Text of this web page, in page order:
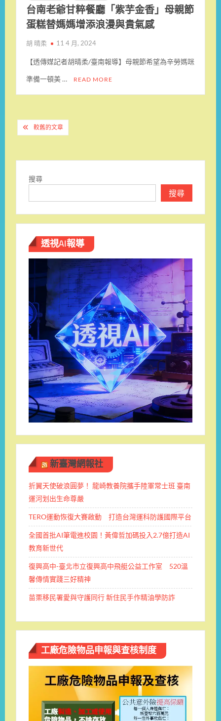
台南老爺甘粹餐廳「紫芋金香」母親節
蛋糕替媽媽增添浪漫與貴氣感
胡 晴柔 11 4 月, 2024
【透傳媒記者胡晴柔/臺南報導】母親節希望為辛勞媽咪
準備一頓美 … READ MORE
文
章
導
較舊的文章
搜尋
搜尋
透視AI報導
新臺灣網報社
折翼天使破浪圓夢！ 龍崎教養院攜手陸軍常士班 ​臺南
運河划出生命尊嚴
TERO運動恢復大賽啟動 打造台灣運科防護國際平台
全國首批AI筆電進校園！黃偉哲加碼投入2.7億打造AI
教育新世代
復興高中-臺北市立復興高中飛艇公益工作室 520溫
馨傳情實踐三好精神
苗栗移民署愛與守護同行 新住民手作精油學防詐
工廠危險物品申報與查核制度